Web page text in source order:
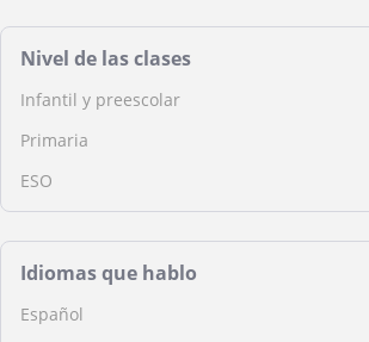
Nivel de las clases
Infantil y preescolar
Primaria
ESO
Idiomas que hablo
Español